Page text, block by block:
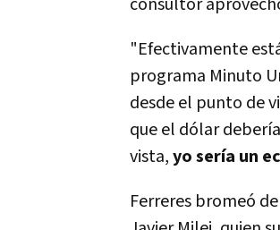
"Efectivamente
programa Minuto
desde el punto de
que el dólar
vista,yo sería un
Ferreres bromeó